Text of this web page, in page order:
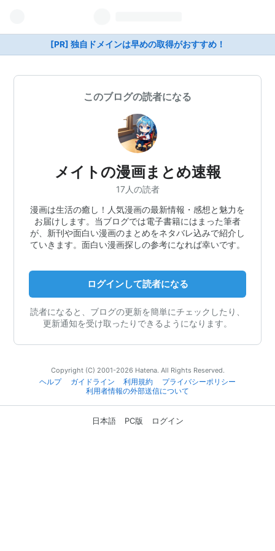
[PR] 独自ドメインは早めの取得がおすすめ！
このブログの読者になる
メイトの漫画まとめ速報
17人の読者
漫画は生活の癒し！人気漫画の最新情報・感想と魅力を
お届けします。当ブログでは電子書籍にはまった筆者
が、新刊や面白い漫画のまとめをネタバレ込みで紹介し
ていきます。面白い漫画探しの参考になれば幸いです。
ログインして読者になる
読者になると、ブログの更新を簡単にチェックしたり、
更新通知を受け取ったりできるようになります。
Copyright (C) 2001-2026 Hatena. All Rights Reserved.
ヘルプ
ガイドライン 利用規約
プライバシーポリシー
利用者情報の外部送信について
日本語 PC版 ログイン